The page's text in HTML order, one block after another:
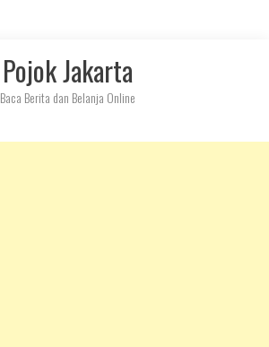
Pojok Jakarta
Baca Berita dan Belanja Online